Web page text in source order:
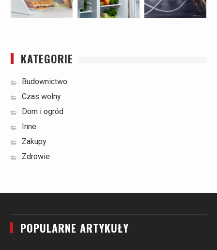
KATEGORIE
Budownictwo
Czas wolny
Dom i ogród
Inne
Zakupy
Zdrowie
POPULARNE ARTYKUŁY